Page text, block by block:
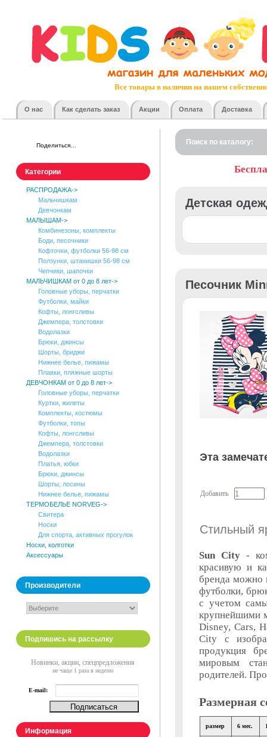
Быстрая доставка по всей России
Все товары в наличии на нашем
Отобранный ассортимент, отличное качество,
Живые фотографии всех товаров. Без
Снимем замеры с любой модели по
Не понравилось или не подошло? Без проблем
Удобные и разнообразные способы
Накопительные скидки и регулярные
Наш онлайн-консультант любит отвечать на
Вежливые и ответственные
О нас Как сделать заказ Акции Оплата Доставка
Поделиться…
Категории
РАСПРОДАЖА->
Мальчишкам
Девчонкам
МАЛЫШАМ->
Комбинезоны, комплекты
Боди, песочники
Кофточки, футболки 56-98 см
Ползунки, штанишки 56-98 см
Чепчики, шапочки
МАЛЬЧИШКАМ от 0 до 8 лет->
Головные уборы, перчатки
Футболки, майки
Кофты, лонгсливы
Джемпера, толстовки
Водолазки
Брюки, джинсы
Шорты, бриджи
Нижнее белье, пижамы
Плавки, пляжные шорты
ДЕВЧОНКАМ от 0 до 8 лет->
Головные уборы, перчатки
Куртки, жилеты
Комплекты, костюмы
Футболки, топы
Кофты, лонгсливы
Джемпера, толстовки
Водолазки
Платья, юбки
Брюки, джинсы
Шорты, лосины
Нижнее белье, пижамы
ТЕРМОБЕЛЬЕ NORVEG->
Свитера
Носки
Для спорта, активных прогулок
Носки, колготки
Аксессуары
Производители
Подпишись на рассылку
Новинки, акции, спецпредложения
не чаще 1 раза в неделю
E-mail:
Информация
Поиск по каталогу:
Детская
Песочник
Эта
Добавить
Стильный
Sun City -
красивую и
бренда можно
футболки,
с учетом
крупнейшими
Disney, Cars,
City с
продукция
мировым
родителей.
Размерная
размер 6 мес.